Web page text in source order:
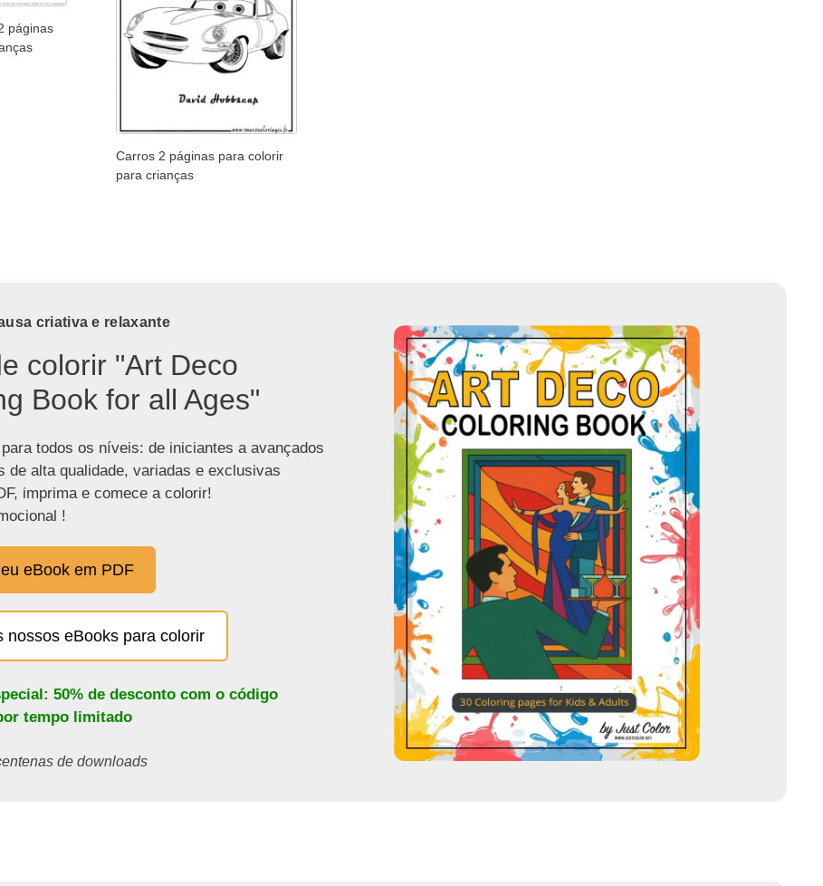
páginas
Carros 2 páginas para colorir
para crianças
criativa e relaxante
colorir "Art Deco
Book for all Ages"
todos os níveis: de iniciantes a avançados
de alta qualidade, variadas e exclusivas
imprima e comece a colorir!
!
eBook em PDF
nossos eBooks para colorir
50% de desconto com o código
tempo limitado
centenas de downloads